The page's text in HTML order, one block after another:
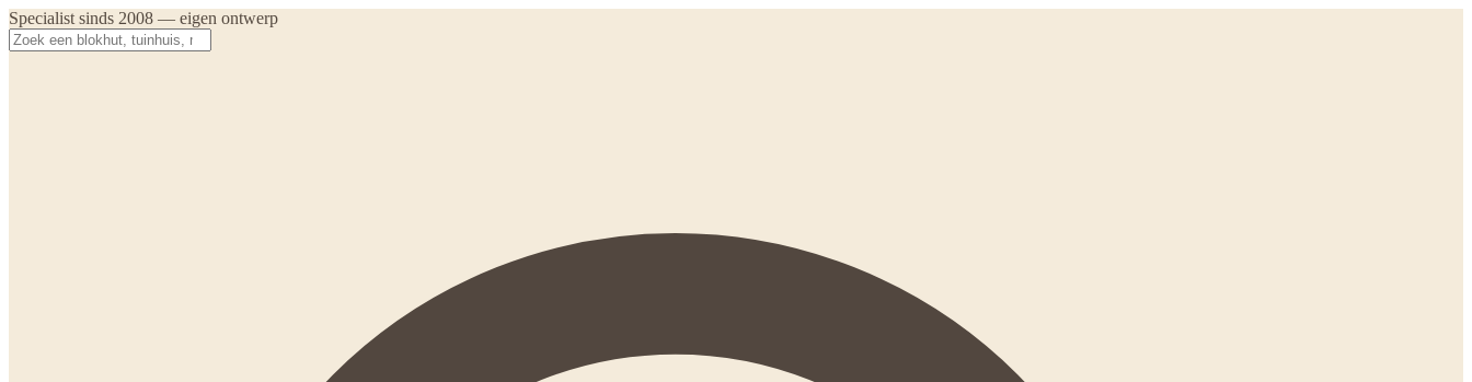
Specialist sinds 2008 — eigen ontwerp